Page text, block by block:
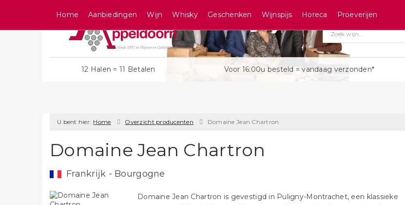
12 Halen = 11 Betalen Voor 16:00u besteld = vandaag verzonden*
Home Aanbiedingen Wijn Whisky Geschenken Wijnspijs Horeca Proeverijen
U bent hier: Home Overzicht producenten Domaine Jean Chartron
Domaine Jean Chartron
Frankrijk - Bourgogne
Domaine Jean Chartron is gevestigd in Puligny-Montrachet, een klassieke